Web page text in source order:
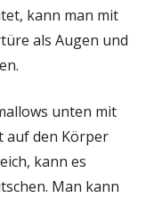
kann man mit
als Augen und
unten mit
auf den Körper
kann es
Man kann